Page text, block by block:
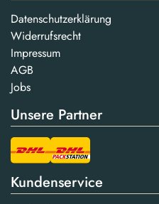
Datenschutzerklärung
Widerrufsrecht
Impressum
AGB
Jobs
Unsere Partner
Kundenservice